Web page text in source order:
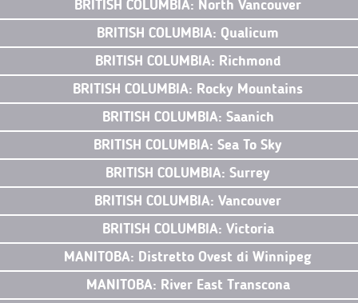
BRITISH COLUMBIA: North Vancouver
BRITISH COLUMBIA: Qualicum
BRITISH COLUMBIA: Richmond
BRITISH COLUMBIA: Rocky Mountains
BRITISH COLUMBIA: Saanich
BRITISH COLUMBIA: Sea To Sky
BRITISH COLUMBIA: Surrey
BRITISH COLUMBIA: Vancouver
BRITISH COLUMBIA: Victoria
MANITOBA: Distretto Ovest di Winnipeg
MANITOBA: River East Transcona